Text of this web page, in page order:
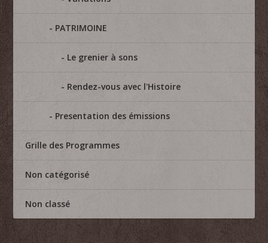
PATRIMOINE
Le grenier à sons
Rendez-vous avec l'Histoire
Presentation des émissions
Grille des Programmes
Non catégorisé
Non classé